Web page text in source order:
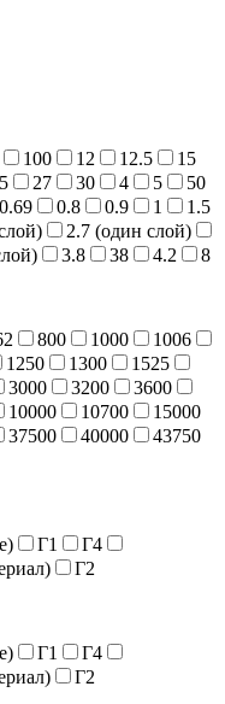
100 12 12.5
15
27 30 4 5
50
0.69 0.8 0.9 1
1.5
2.7 (один слой)
3.8 38 4.2
8
800 1000
1006
1250 1300
1525
3000 3200
3600
10000 10700
15000
37500 40000
43750
Г1
Г4
Г2
Г1
Г4
Г2